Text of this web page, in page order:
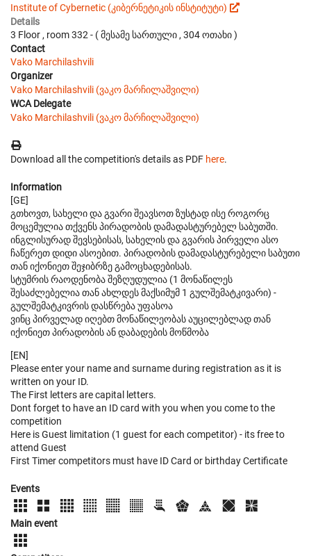
Institute of Cybernetic (კიბერნეტიკის ინსტიტუტი)
Details
3 Floor , room 332 - ( მესამე სართული , 304 ოთახი )
Contact
Vako Marchilashvili
Organizer
Vako Marchilashvili (ვაკო მარჩილაშვილი)
WCA Delegate
Vako Marchilashvili (ვაკო მარჩილაშვილი)
Download all the competition's details as PDF here.
Information
[GE]
გთხოვთ, სახელი და გვარი შეავსოთ ზუსტად ისე როგორც
მოცემულია თქვენს პირადობის დამადასტურებელ საბუთში.
ინგლისურად შევსებისას, სახელის და გვარის პირველი ასო
ჩაწერეთ დიდი ასოებით. პირადობის დამადასტურებელი საბუთი
თან იქონიეთ შეჯიბრზე გამოცხადებისას.
სტუმრის რაოდენობა შეზღუდულია (1 მონაწილეს
შესაძლებელია თან ახლდეს მაქსიმუმ 1 გულშემატკივარი) -
გულშემატკივრის დასწრება უფასოა
ვინც პირველად იღებთ მონაწილეობას აუცილებლად თან
იქონიეთ პირადობის ან დაბადების მოწმობა
[EN]
Please enter your name and surname during registration as it is
written on your ID.
The First letters are capital letters.
Dont forget to have an ID card with you when you come to the
competition
Here is Guest limitation (1 guest for each competitor) - its free to
attend Guest
First Timer competitors must have ID Card or birthday Certificate
Events
Main event